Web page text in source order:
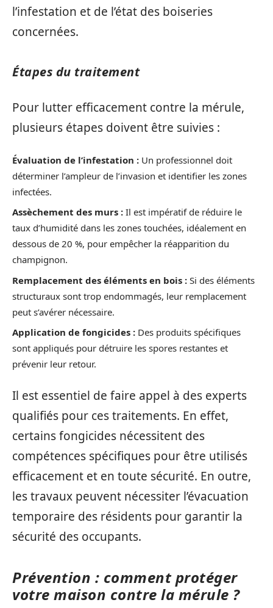
l’infestation et de l’état des boiseries
concernées.
Étapes du traitement
Pour lutter efficacement contre la mérule,
plusieurs étapes doivent être suivies :
Évaluation de l’infestation : Un professionnel doit
déterminer l’ampleur de l’invasion et identifier les zones
infectées.
Assèchement des murs : Il est impératif de réduire le
taux d’humidité dans les zones touchées, idéalement en
dessous de 20 %, pour empêcher la réapparition du
champignon.
Remplacement des éléments en bois : Si des éléments
structuraux sont trop endommagés, leur remplacement
peut s’avérer nécessaire.
Application de fongicides : Des produits spécifiques
sont appliqués pour détruire les spores restantes et
prévenir leur retour.
Il est essentiel de faire appel à des experts
qualifiés pour ces traitements. En effet,
certains fongicides nécessitent des
compétences spécifiques pour être utilisés
efficacement et en toute sécurité. En outre,
les travaux peuvent nécessiter l’évacuation
temporaire des résidents pour garantir la
sécurité des occupants.
Prévention : comment protéger
votre maison contre la mérule ?